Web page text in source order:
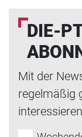
DIE-
Mit der
regelmäßig